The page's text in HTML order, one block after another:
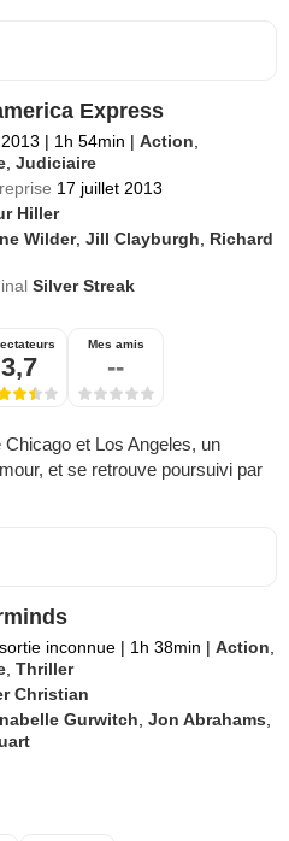
Express
| 1h 54min | Action
,Judiciaire
17 juillet 2013
Hiller
Wilder,Jill Clayburgh
Richard
Silver Streak
3,7
Mes amis
--
et Los Angeles, un
et se retrouve poursuivi par
inconnue | 1h 38min | Action
,Thriller
Christian
Gurwitch ,Jon Abrahams